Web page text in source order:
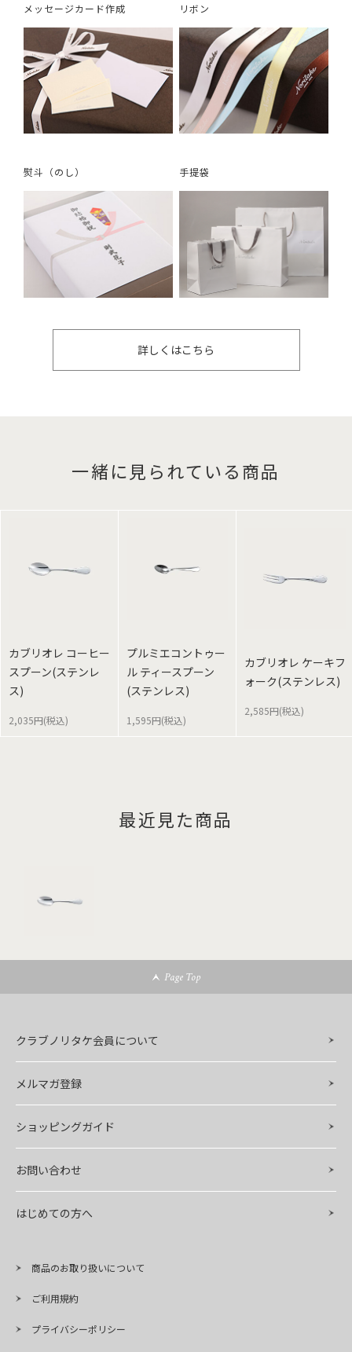
メッセージカード作成 リボン
熨斗（のし） 手提袋
詳しくはこちら
一緒に見られている商品
カブリオレ コーヒー
スプーン(ステンレ
ス)
2,035円(税込)
プルミエコントゥー
ル ティースプーン
(ステンレス)
1,595円(税込)
カブリオレ ケーキフ
ォーク(ステンレス)
2,585円(税込)
最近見た商品
Page Top
クラブノリタケ会員について
メルマガ登録
ショッピングガイド
お問い合わせ
はじめての方へ
商品のお取り扱いについて
ご利用規約
プライバシーポリシー